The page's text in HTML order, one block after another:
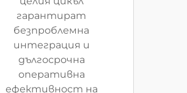
гарантират
безпроблемна
интеграция и
дългосрочна
оперативна
ефективност на